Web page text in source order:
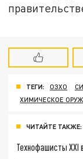
ТЕГИ: ОЗХО
ХИМИЧЕСКОЕ
ЧИТАЙТЕ ТАКЖЕ:
Технофашисты XXI